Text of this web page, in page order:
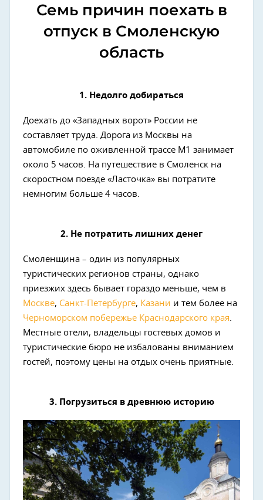
Семь причин поехать в
отпуск в Смоленскую
область
1. Недолго добираться
Доехать до «Западных ворот» России не
составляет труда. Дорога из Москвы на
автомобиле по оживленной трассе М1 занимает
около 5 часов. На путешествие в Смоленск на
скоростном поезде «Ласточка» вы потратите
немногим больше 4 часов.
2. Не потратить лишних денег
Смоленщина – один из популярных
туристических регионов страны, однако
приезжих здесь бывает гораздо меньше, чем в
Москве, Санкт-Петербурге, Казани и тем более на
Черноморском побережье Краснодарского края.
Местные отели, владельцы гостевых домов и
туристические бюро не избалованы вниманием
гостей, поэтому цены на отдых очень приятные.
3. Погрузиться в древнюю историю